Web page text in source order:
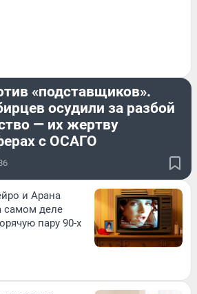
«подставщиков».
осудили за разбой
— их жертву
с ОСАГО
и Арана
самом деле
пару 90-х